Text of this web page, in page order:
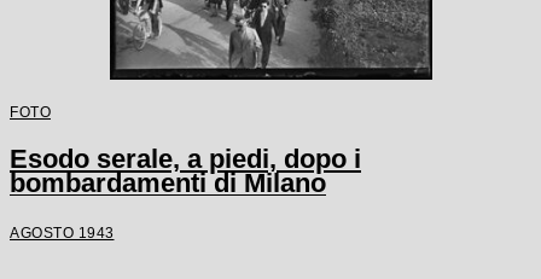
FOTO
Esodo serale, a piedi, dopo i
bombardamenti di Milano
AGOSTO 1943